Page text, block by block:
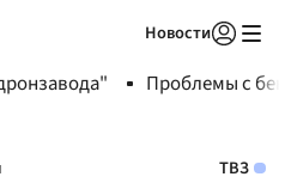
Новости
Проблемы с
ТВЗ